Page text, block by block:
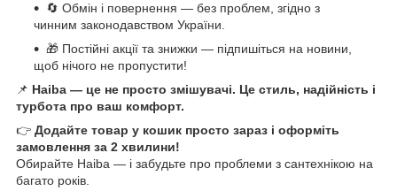
🔄 Обмін і повернення — без проблем, згідно з
чинним законодавством України.
🎁 Постійні акції та знижки — підпишіться на новини,
щоб нічого не пропустити!
📌 Haiba — це не просто змішувачі. Це стиль, надійність і
турбота про ваш комфорт.
👉 Додайте товар у кошик просто зараз і оформіть
замовлення за 2 хвилини!
Обирайте Haiba — і забудьте про проблеми з сантехнікою на
багато років.